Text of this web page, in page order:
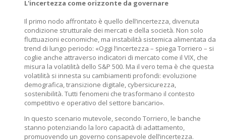
L'incertezza come orizzonte da governare
Il primo nodo affrontato è quello dell’incertezza, divenuta
condizione strutturale dei mercati e della società. Non solo
fluttuazioni economiche, ma instabilità sistemica alimentata da
trend di lungo periodo: «Oggi l’incertezza – spiega Torriero – si
coglie anche attraverso indicatori di mercato come il VIX, che
misura la volatilità dello S&P 500. Ma il vero tema è che questa
volatilità si innesta su cambiamenti profondi: evoluzione
demografica, transizione digitale, cybersicurezza,
sostenibilità. Tutti fenomeni che trasformano il contesto
competitivo e operativo del settore bancario».
In questo scenario mutevole, secondo Torriero, le banche
stanno potenziando la loro capacità di adattamento,
promuovendo un governo consapevole dell’incertezza.